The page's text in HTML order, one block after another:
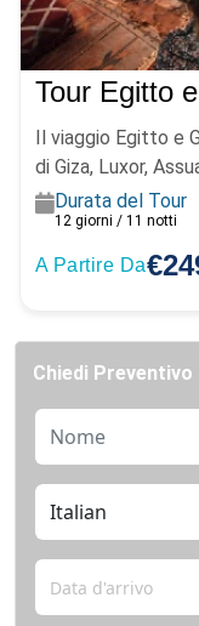
Tour Egitto
Il viaggio Egitto e
di Giza, Luxor,
Durata del Tour
12 giorni / 11 notti
A Partire Da
Chiedi Preventivo